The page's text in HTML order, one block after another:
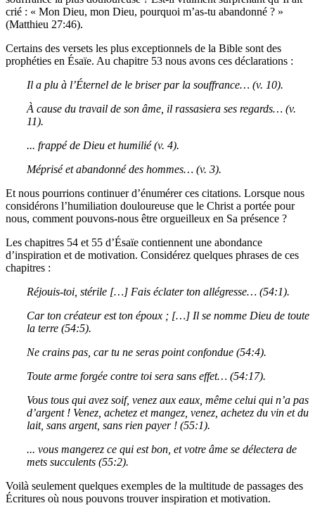
crié : « Mon Dieu, mon Dieu, pourquoi m’as-tu abandonné ? »
(Matthieu 27:46).
Certains des versets les plus exceptionnels de la Bible sont des
prophéties en Ésaïe. Au chapitre 53 nous avons ces déclarations :
Il a plu à l’Éternel de le briser par la souffrance… (v. 10).
À cause du travail de son âme, il rassasiera ses regards… (v.
11).
... frappé de Dieu et humilié (v. 4).
Méprisé et abandonné des hommes… (v. 3).
Et nous pourrions continuer d’énumérer ces citations. Lorsque nous
considérons l’humiliation douloureuse que le Christ a portée pour
nous, comment pouvons-nous être orgueilleux en Sa présence ?
Les chapitres 54 et 55 d’Ésaïe contiennent une abondance
d’inspiration et de motivation. Considérez quelques phrases de ces
chapitres :
Réjouis-toi, stérile […] Fais éclater ton allégresse… (54:1).
Car ton créateur est ton époux ; […] Il se nomme Dieu de toute
la terre (54:5).
Ne crains pas, car tu ne seras point confondue (54:4).
Toute arme forgée contre toi sera sans effet… (54:17).
Vous tous qui avez soif, venez aux eaux, même celui qui n’a pas
d’argent ! Venez, achetez et mangez, venez, achetez du vin et du
lait, sans argent, sans rien payer ! (55:1).
... vous mangerez ce qui est bon, et votre âme se délectera de
mets succulents (55:2).
Voilà seulement quelques exemples de la multitude de passages des
Écritures où nous pouvons trouver inspiration et motivation.